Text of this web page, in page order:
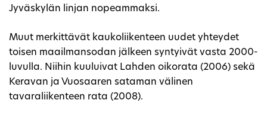
Jyväskylän linjan nopeammaksi.
Muut merkittävät kaukoliikenteen uudet yhteydet
toisen maailmansodan jälkeen syntyivät vasta 2000-
luvulla. Niihin kuuluivat Lahden oikorata (2006) sekä
Keravan ja Vuosaaren sataman välinen
tavaraliikenteen rata (2008).